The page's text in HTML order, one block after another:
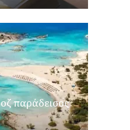
παράδεισος